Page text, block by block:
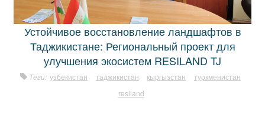
Устойчивое восстановление ландшафтов в
Таджикистане: Региональный проект для
улучшения экосистем RESILAND TJ
Теги: узбекистан таджикистан кыргызстан
туркменистан
resiland